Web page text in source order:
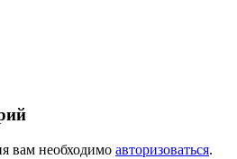
вам необходимо авторизоваться.